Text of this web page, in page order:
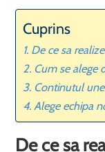
Cuprins
De ce sa
Cum se alege
Continutul
Alege echipa
De ce sa